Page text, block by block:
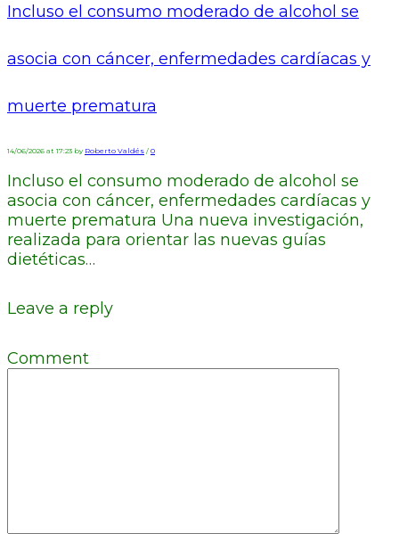
Incluso el consumo moderado de alcohol se
asocia con cáncer, enfermedades cardíacas y
muerte prematura
14/06/2026 at 17:23 by Roberto Valdés / 0
Incluso el consumo moderado de alcohol se
asocia con cáncer, enfermedades cardíacas y
muerte prematura Una nueva investigación,
realizada para orientar las nuevas guías
dietéticas…
Leave a reply
Comment